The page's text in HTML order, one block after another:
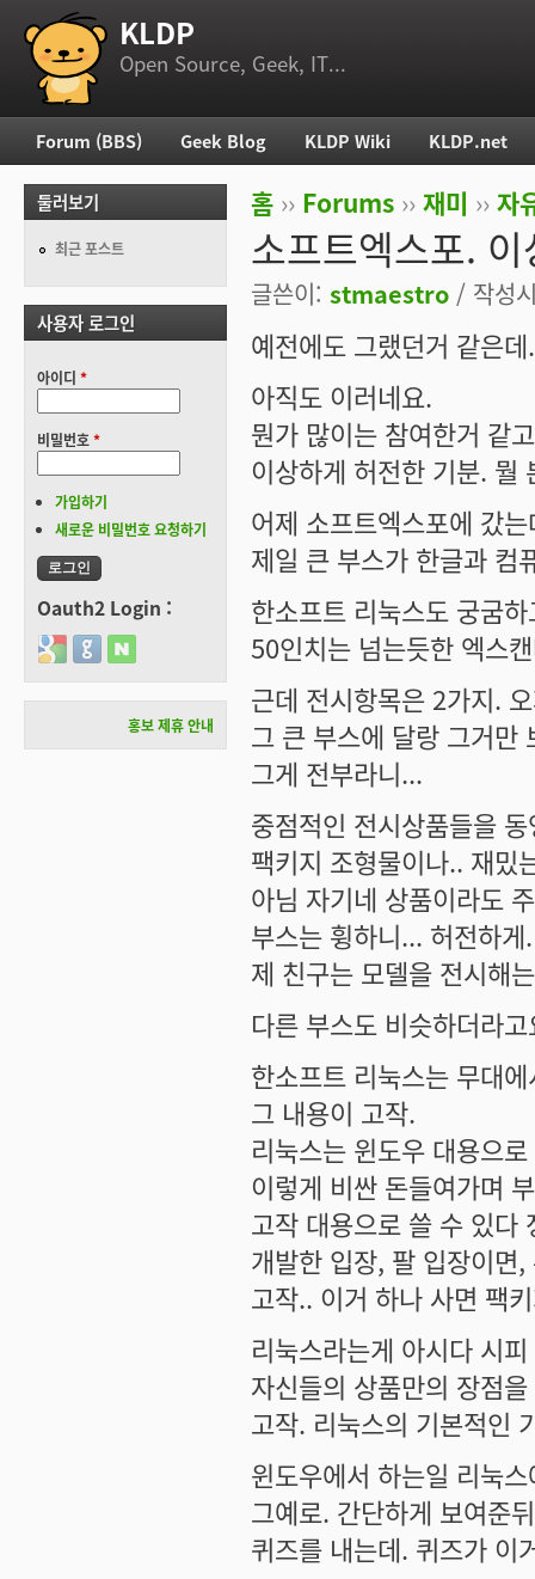
부 메뉴 KLDP
Open Source, Geek, IT...
현재 위치
홈 ›› Forums ›› 재미 ›› 자
소프트엑스포.
글쓴이: stmaestro / 작성
예전에도 그랬던거 같은데.
아직도 이러네요.
뭔가 많이는 참여한거 같
이상하게 허전한 기분. 뭘
어제 소프트엑스포에 갔
제일 큰 부스가 한글과 컴
한소프트 리눅스도 궁굼
50인치는 넘는듯한 엑스
근데 전시항목은 2가지.
그 큰 부스에 달랑 그거만
그게 전부라니...
중점적인 전시상품들을
팩키지 조형물이나.. 재밌
아님 자기네 상품이라도
부스는 휭하니... 허전하게.
제 친구는 모델을 전시해
다른 부스도 비슷하더라
한소프트 리눅스는 무대
그 내용이 고작.
리눅스는 윈도우 대용으
이렇게 비싼 돈들여가며
고작 대용으로 쓸 수 있다
개발한 입장, 팔 입장이면
고작.. 이거 하나 사면 팩
리눅스라는게 아시다 시
자신들의 상품만의 장점
고작. 리눅스의 기본적인
윈도우에서 하는일 리눅
그예로. 간단하게 보여준뒤
퀴즈를 내는데. 퀴즈가 이
주 메뉴
Forum (BBS) Geek Blog KLDP Wiki KLDP.net
둘러보기
최근 포스트
사용자 로그인
아이디 *
비밀번호*
가입하기
새로운 비밀번호 요청하기
Oauth2 Login :
Login with Google
Login with GitHub
Login with Naver
홍보 제휴 안내